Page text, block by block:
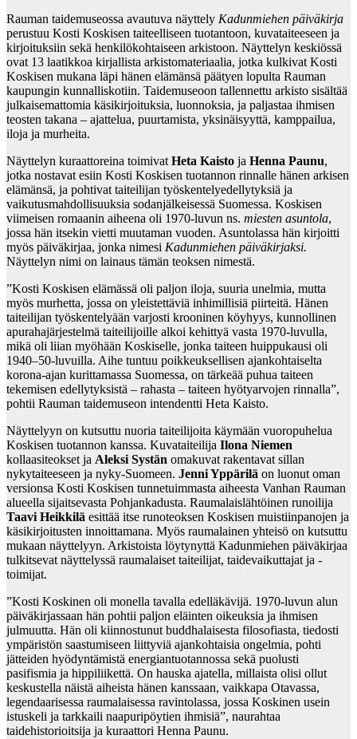
Rauman taidemuseossa avautuva näyttely Kadunmiehen päiväkirja
perustuu Kosti Koskisen taiteelliseen tuotantoon, kuvataiteeseen ja
kirjoituksiin sekä henkilökohtaiseen arkistoon. Näyttelyn keskiössä
ovat 13 laatikkoa kirjallista arkistomateriaalia, jotka kulkivat Kosti
Koskisen mukana läpi hänen elämänsä päätyen lopulta Rauman
kaupungin kunnalliskotiin. Taidemuseoon tallennettu arkisto sisältää
julkaisemattomia käsikirjoituksia, luonnoksia, ja paljastaa ihmisen
teosten takana – ajattelua, puurtamista, yksinäisyyttä, kamppailua,
iloja ja murheita.
Näyttelyn kuraattoreina toimivatHeta Kaisto ja Henna Paunu,
jotka nostavat esiin Kosti Koskisen tuotannon rinnalle hänen arkisen
elämänsä, ja pohtivat taiteilijan työskentelyedellytyksiä ja
vaikutusmahdollisuuksia sodanjälkeisessä Suomessa. Koskisen
viimeisen romaanin aiheena oli 1970-luvun ns. miesten asuntola,
jossa hän itsekin vietti muutaman vuoden. Asuntolassa hän kirjoitti
myös päiväkirjaa, jonka nimesi Kadunmiehen päiväkirjaksi.
Näyttelyn nimi on lainaus tämän teoksen nimestä.
”Kosti Koskisen elämässä oli paljon iloja, suuria unelmia, mutta
myös murhetta, jossa on yleistettäviä inhimillisiä piirteitä. Hänen
taiteilijan työskentelyään varjosti krooninen köyhyys, kunnollinen
apurahajärjestelmä taiteilijoille alkoi kehittyä vasta 1970-luvulla,
mikä oli liian myöhään Koskiselle, jonka taiteen huippukausi oli
1940–50-luvuilla. Aihe tuntuu poikkeuksellisen ajankohtaiselta
korona-ajan kurittamassa Suomessa, on tärkeää puhua taiteen
tekemisen edellytyksistä – rahasta – taiteen hyötyarvojen rinnalla”,
pohtii Rauman taidemuseon intendentti Heta Kaisto.
Näyttelyyn on kutsuttu nuoria taiteilijoita käymään vuoropuhelua
Koskisen tuotannon kanssa. Kuvataiteilija Ilona Niemen
kollaasiteokset ja Aleksi Systän omakuvat rakentavat sillan
nykytaiteeseen ja nyky-Suomeen. Jenni Yppärilä on luonut oman
versionsa Kosti Koskisen tunnetuimmasta aiheesta Vanhan Rauman
alueella sijaitsevasta Pohjankadusta. Raumalaislähtöinen runoilija
Taavi Heikkilä esittää itse runoteoksen Koskisen muistiinpanojen ja
käsikirjoitusten innoittamana. Myös raumalainen yhteisö on kutsuttu
mukaan näyttelyyn. Arkistoista löytynyttä Kadunmiehen päiväkirjaa
tulkitsevat näyttelyssä raumalaiset taiteilijat, taidevaikuttajat ja -
toimijat.
”Kosti Koskinen oli monella tavalla edelläkävijä. 1970-luvun alun
päiväkirjassaan hän pohtii paljon eläinten oikeuksia ja ihmisen
julmuutta. Hän oli kiinnostunut buddhalaisesta filosofiasta, tiedosti
ympäristön saastumiseen liittyviä ajankohtaisia ongelmia, pohti
jätteiden hyödyntämistä energiantuotannossa sekä puolusti
pasifismia ja hippiliikettä. On hauska ajatella, millaista olisi ollut
keskustella näistä aiheista hänen kanssaan, vaikkapa Otavassa,
legendaarisessa raumalaisessa ravintolassa, jossa Koskinen usein
istuskeli ja tarkkaili naapuripöytien ihmisiä”, naurahtaa
taidehistorioitsija ja kuraattori Henna Paunu.